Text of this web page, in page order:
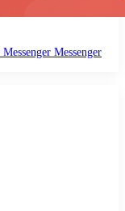
Messenger Messenger